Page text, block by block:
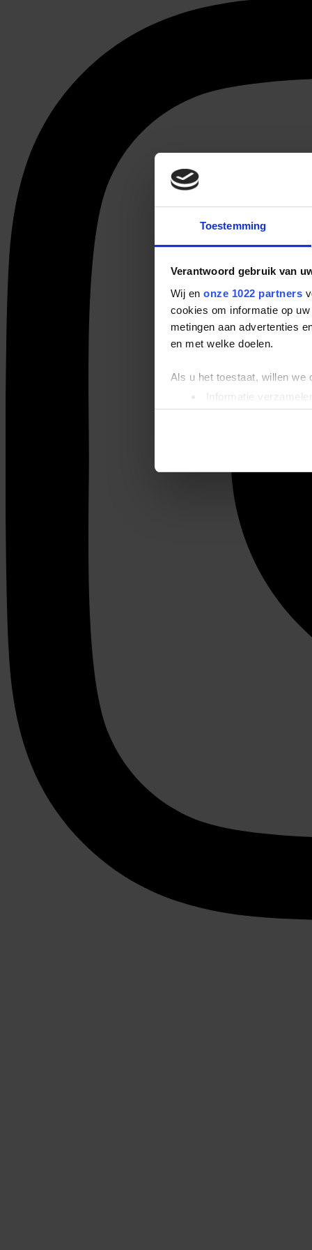
Toestemming
Verantwoord gebruik van
Wij en onze 1022 partners
cookies om informatie op
metingen aan advertenties
en met welke doelen.
Als u het toestaat, willen we
Informatie
Uw apparaat
Lees meer over hoe uw
We gebruiken cookies om
websiteverkeer te
media, adverteren en
verstrekt of die ze hebben